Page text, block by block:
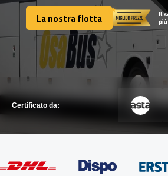
FLOTTA
METTITI IN CONTATTO
METTITI IN CONTATTO
La nostra flotta
La nostra flotta
Certificato da: